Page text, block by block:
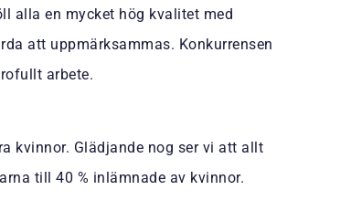
alla en mycket hög kvalitet med
att uppmärksammas. Konkurrensen
arbete.
kvinnor. Glädjande nog ser vi att allt
till 40 % inlämnade av kvinnor.